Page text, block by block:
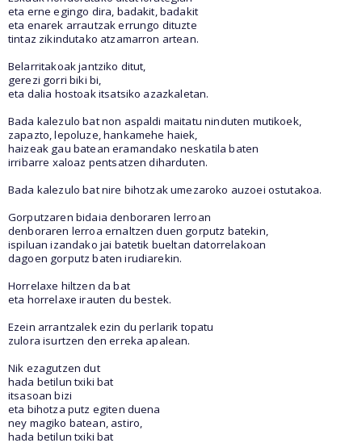
eta erne egingo dira, badakit, badakit
eta enarek arrautzak errungo dituzte
tintaz zikindutako atzamarron artean.
Belarritakoak jantziko ditut,
gerezi gorri biki bi,
eta dalia hostoak itsatsiko azazkaletan.
Bada kalezulo bat non aspaldi maitatu ninduten mutikoek,
zapazto, lepoluze, hankamehe haiek,
haizeak gau batean eramandako neskatila baten
irribarre xaloaz pentsatzen diharduten.
Bada kalezulo bat nire bihotzak umezaroko auzoei ostutakoa.
Gorputzaren bidaia denboraren lerroan
denboraren lerroa ernaltzen duen gorputz batekin,
ispiluan izandako jai batetik bueltan datorrelakoan
dagoen gorputz baten irudiarekin.
Horrelaxe hiltzen da bat
eta horrelaxe irauten du bestek.
Ezein arrantzalek ezin du perlarik topatu
zulora isurtzen den erreka apalean.
Nik ezagutzen dut
hada betilun txiki bat
itsasoan bizi
eta bihotza putz egiten duena
ney magiko batean, astiro,
hada betilun txiki bat